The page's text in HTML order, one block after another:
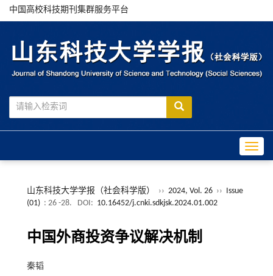
中国高校科技期刊集群服务平台
山东科技大学学报（社会科学版） ›› 2024, Vol. 26 ›› Issue
(01) : 26 -28. DOI: 10.16452/j.cnki.sdkjsk.2024.01.002
中国外商投资争议解决机制
秦韬